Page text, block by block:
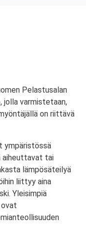
Pelastusalan
jolla varmistetaan,
on riittävä
ympäristössä
aiheuttavat tai
lämpösäteilyä
liittyy aina
Yleisimpiä